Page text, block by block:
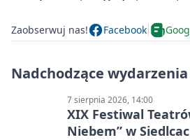
Zaobserwuj nas! Facebook
Nadchodzące wydarzenia
7 sierpnia 2026, 14:00
XIX Festiwal
Niebem” w